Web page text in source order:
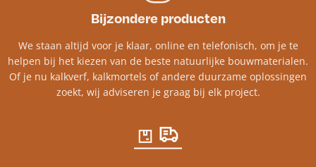
Bijzondere producten
We staan altijd voor je klaar, online en telefonisch, om je te
helpen bij het kiezen van de beste natuurlijke bouwmaterialen.
Of je nu kalkverf, kalkmortels of andere duurzame oplossingen
zoekt, wij adviseren je graag bij elk project.​